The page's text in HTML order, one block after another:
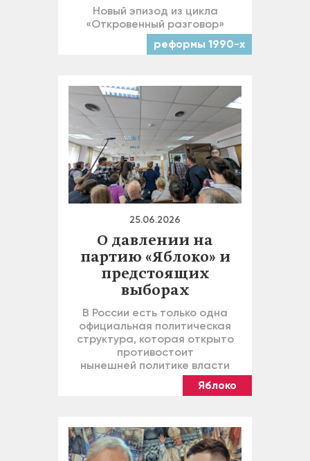
Новый эпизод из цикла
«Откровенный разговор»
реформы 1990-х
25.06.2026
О давлении на
партию «Яблоко» и
предстоящих
выборах
В России есть только одна
официальная политическая
структура, которая открыто
противостоит
нынешней политике власти
Яблоко